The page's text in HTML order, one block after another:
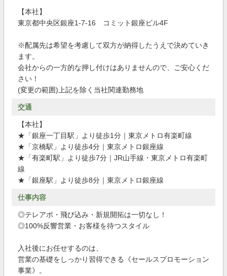
【本社】
東京都中央区銀座1-7-16 コミット銀座ビル4F
※配属先は希望を考慮して双方が納得したうえで決めていき
ます。
会社からの一方的な押し付けはありませんので、ご安心くだ
さい！
(変更の範囲)上記を除く当社関連勤務地
交通
【本社】
★「銀座一丁目駅」より徒歩1分｜東京メトロ有楽町線
★「京橋駅」より徒歩4分｜東京メトロ銀座線
★「有楽町駅」より徒歩7分｜JR山手線・東京メトロ有楽町
線
★「銀座駅」より徒歩8分｜東京メトロ銀座線
仕事内容
◎テレアポ・飛び込み・新規開拓は一切なし！
◎100%反響営業・お客様を待つスタイル
入社後にお任せするのは、
営業の基礎をしっかり習得できる《セールスプロモーション
事業》。